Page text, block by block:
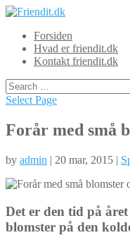
Forsiden
Hvad er friendit.dk
Kontakt friendit.dk
Select Page
Forår med små
by admin | 20 mar, 2015 |
Det er den tid på
blomster på den